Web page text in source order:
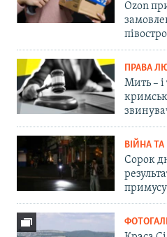
Ozon
ПРАВА
Мить –
ВІЙНА
Сорок
примусу